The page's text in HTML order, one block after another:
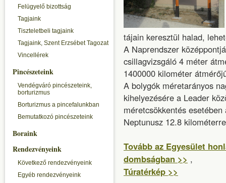
Felügyelő bizottság
Tagjaink
Tiszteletbeli tagjaink
Tagjaink, Szent Erzsébet Tagozat
Vincellérek
Pincészeteink
Vendégváró pincészeteink,
borturizmus
Borturizmus a pincefalunkban
Bemutatkozó pincészeteink
Boraink
Rendezvényeink
Következő rendezvényeink
Egyéb rendezvényeink
tájain keresztül halad,
A Naprendszer
csillagvizsgáló 4 méter
1400000 kilométer
A bolygók méretarányos
kihelyezésére a Leader
méretcsökkentés
Neptunusz 12.8
Tovább az Egyesület
dombságban >> ,
Túratérkép >>